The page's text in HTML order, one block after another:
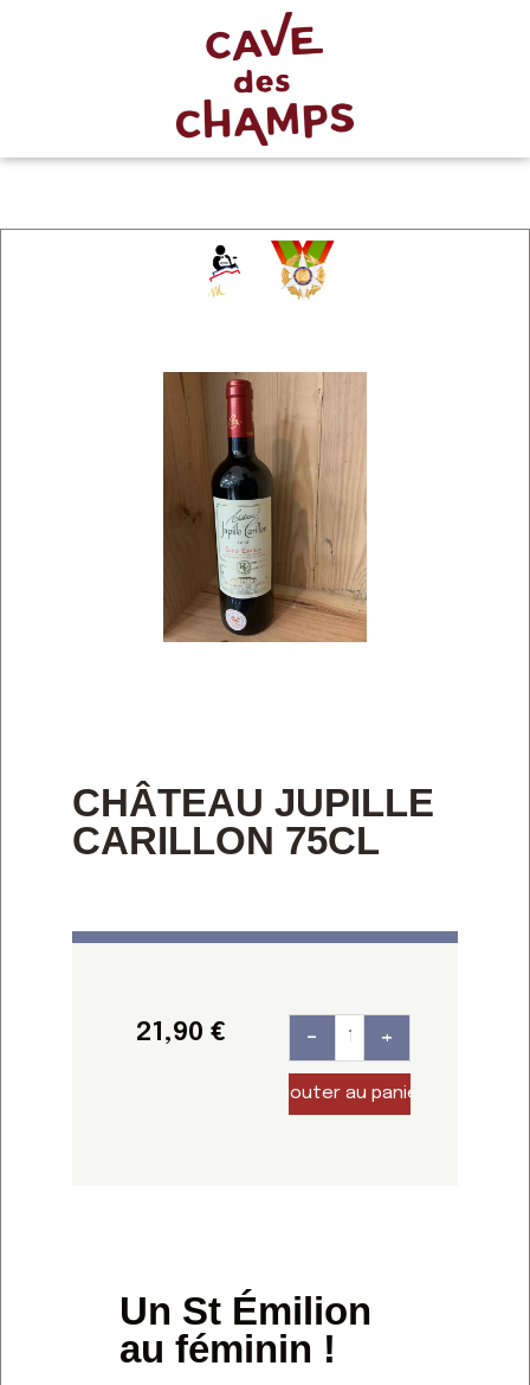
CHÂTEAU JUPILLE
CARILLON 75CL
21,90 € - +
Un St Émilion
au féminin !